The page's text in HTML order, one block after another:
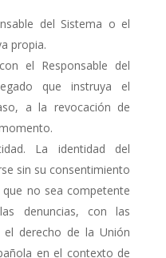
del Sistema o el
propia.
el Responsable del
que instruya el
a la revocación de
La identidad del
sin su consentimiento
no sea competente
denuncias, con las
el derecho de la Unión
en el contexto de